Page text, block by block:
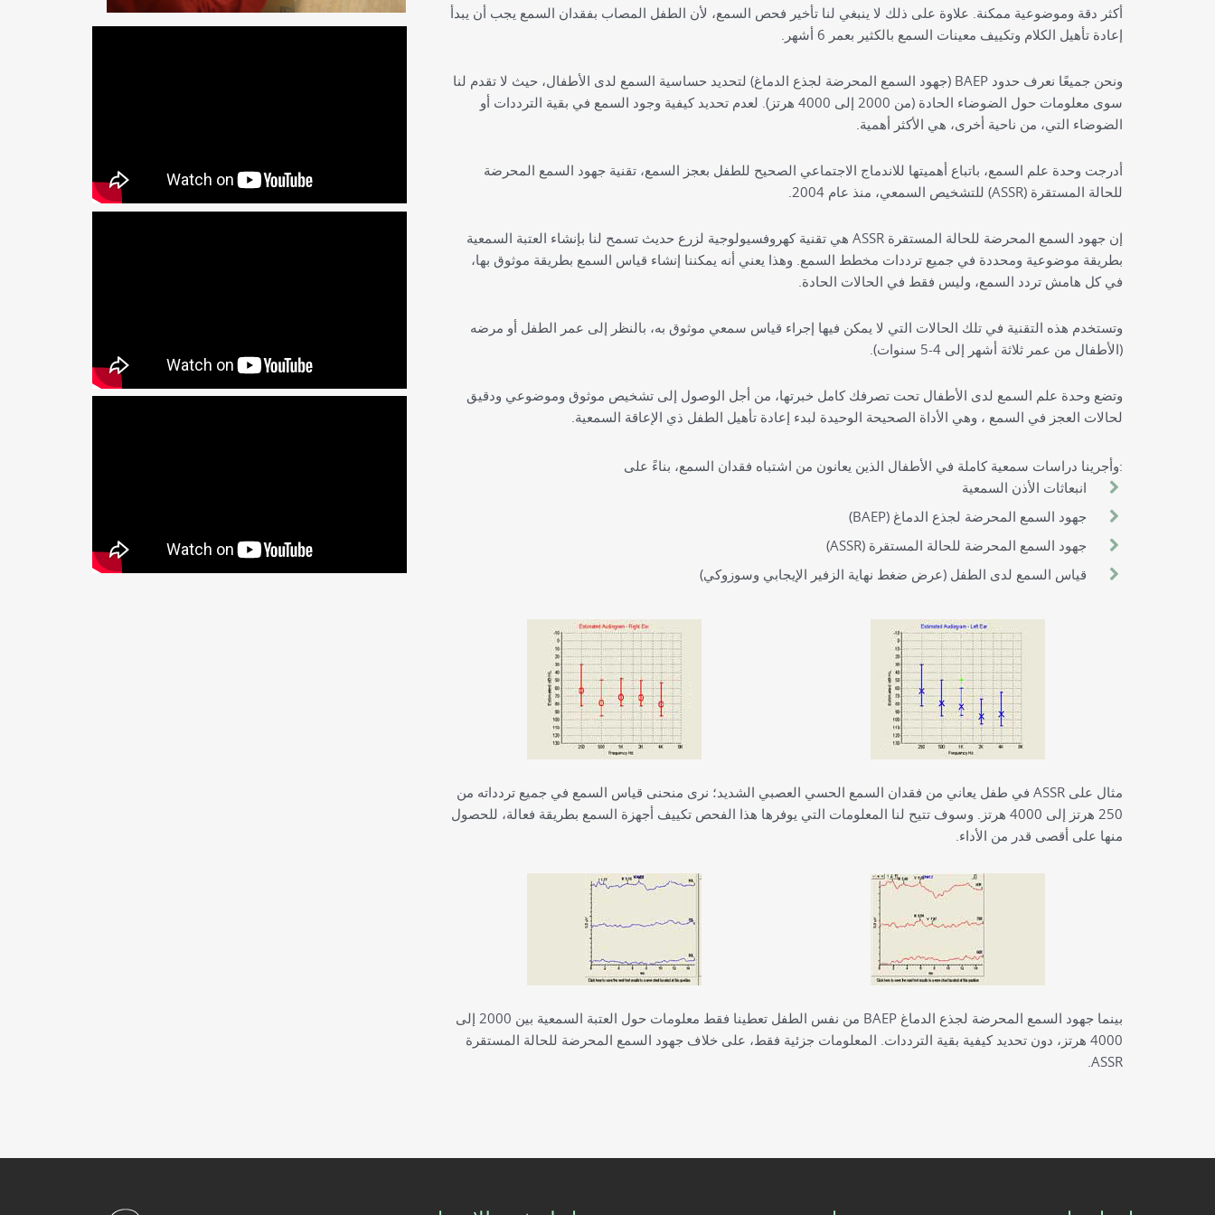
أكثر دقة وموضوعية ممكنة. علاوة على ذلك لا ينبغي لنا تأخير فحص السمع، لأن الطفل المصاب بفقدان السمع يجب أن يبدأ
إعادة تأهيل الكلام وتكييف معينات السمع بالكثير بعمر 6 أشهر.
ونحن جميعًا نعرف حدود BAEP (جهود السمع المحرضة لجذع الدماغ) لتحديد حساسية السمع لدى الأطفال، حيث لا تقدم لنا
سوى معلومات حول الضوضاء الحادة (من 2000 إلى 4000 هرتز). لعدم تحديد كيفية وجود السمع في بقية الترددات أو
الضوضاء التي، من ناحية أخرى، هي الأكثر أهمية.
أدرجت وحدة علم السمع، باتباع أهميتها للاندماج الاجتماعي الصحيح للطفل بعجز السمع، تقنية جهود السمع المحرضة
للحالة المستقرة (ASSR) للتشخيص السمعي، منذ عام 2004.
إن جهود السمع المحرضة للحالة المستقرة ASSR هي تقنية كهروفسيولوجية لزرع حديث تسمح لنا بإنشاء العتبة السمعية
بطريقة موضوعية ومحددة في جميع ترددات مخطط السمع. وهذا يعني أنه يمكننا إنشاء قياس السمع بطريقة موثوق بها،
في كل هامش تردد السمع، وليس فقط في الحالات الحادة.
وتستخدم هذه التقنية في تلك الحالات التي لا يمكن فيها إجراء قياس سمعي موثوق به، بالنظر إلى عمر الطفل أو مرضه
(الأطفال من عمر ثلاثة أشهر إلى 4-5 سنوات).
وتضع وحدة علم السمع لدى الأطفال تحت تصرفك كامل خبرتها، من أجل الوصول إلى تشخيص موثوق وموضوعي ودقيق
لحالات العجز في السمع ، وهي الأداة الصحيحة الوحيدة لبدء إعادة تأهيل الطفل ذي الإعاقة السمعية.
وأجرينا دراسات سمعية كاملة في الأطفال الذين يعانون من اشتباه فقدان السمع، بناءً على:
انبعاثات الأذن السمعية
جهود السمع المحرضة لجذع الدماغ (BAEP)
جهود السمع المحرضة للحالة المستقرة (ASSR)
قياس السمع لدى الطفل (عرض ضغط نهاية الزفير الإيجابي وسوزوكي)
مثال على ASSR في طفل يعاني من فقدان السمع الحسي العصبي الشديد؛ نرى منحنى قياس السمع في جميع تردداته من
250 هرتز إلى 4000 هرتز. وسوف تتيح لنا المعلومات التي يوفرها هذا الفحص تكييف أجهزة السمع بطريقة فعالة، للحصول
منها على أقصى قدر من الأداء.
بينما جهود السمع المحرضة لجذع الدماغ BAEP من نفس الطفل تعطينا فقط معلومات حول العتبة السمعية بين 2000 إلى
4000 هرتز، دون تحديد كيفية بقية الترددات. المعلومات جزئية فقط، على خلاف جهود السمع المحرضة للحالة المستقرة
ASSR.